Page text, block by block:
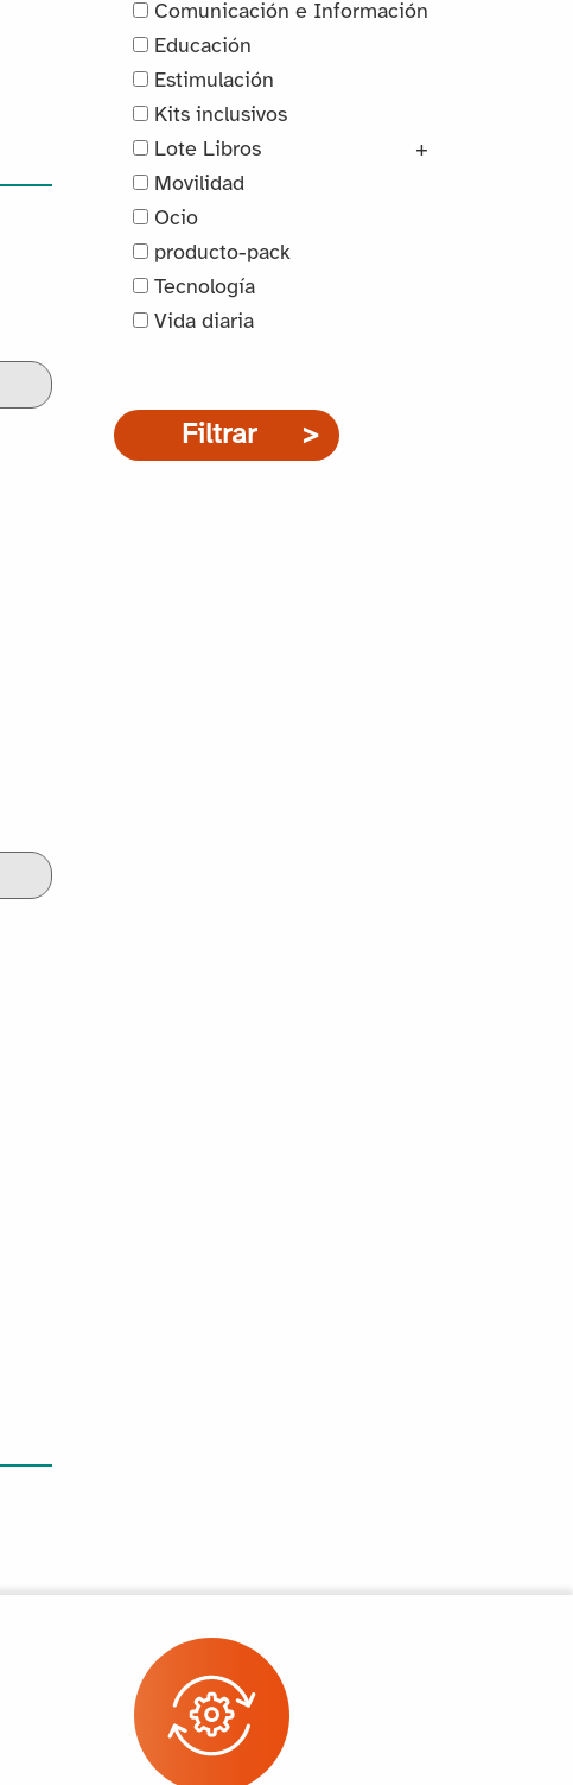
Comunicación e Información
Educación
Estimulación
Kits inclusivos
Lote Libros
+
Movilidad
Ocio
producto-pack
Tecnología
Vida diaria
Filtrar